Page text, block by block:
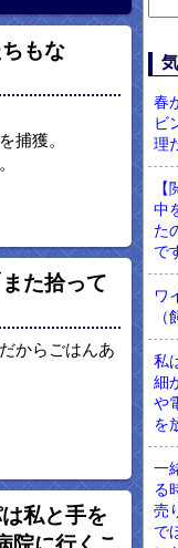
べた量を張り合ってく
のヤクサ"が5chに降臨
もな
捕獲。
た拾って
からごはんあ
私と手を
春
ビ
理
中
た
で
ワ
私
細
や
を
一
る
売
で